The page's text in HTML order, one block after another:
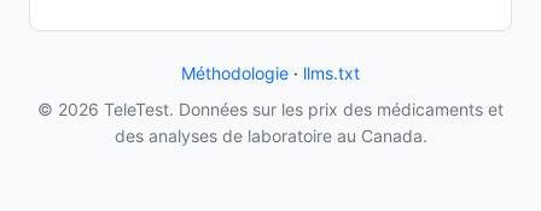
Méthodologie · llms.txt
© 2026 TeleTest. Données sur les prix des médicaments et
des analyses de laboratoire au Canada.